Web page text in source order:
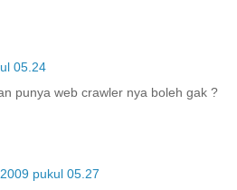
05.24
punya web crawler nya boleh gak ?
pukul 05.27